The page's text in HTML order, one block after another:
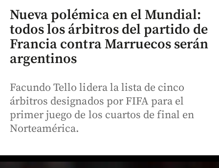
Nueva polémica en el Mundial:
todos los árbitros del partido de
Francia contra Marruecos serán
argentinos
Facundo Tello lidera la lista de cinco
árbitros designados por FIFA para el
primer juego de los cuartos de final en
Norteamérica.